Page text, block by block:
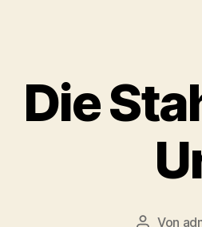
Die
Von